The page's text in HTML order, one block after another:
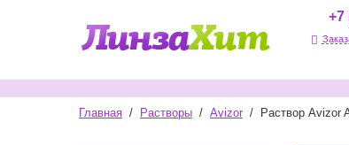
+7
Главная / Растворы / Avizor / Раствор Avizor